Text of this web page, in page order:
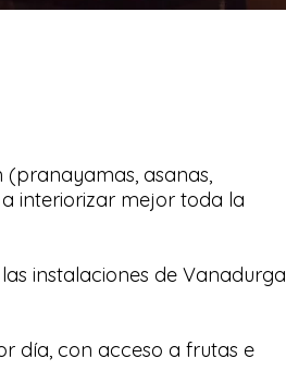
asanas,
interiorizar mejor toda la
instalaciones de Vanadurga
día, con acceso a frutas e